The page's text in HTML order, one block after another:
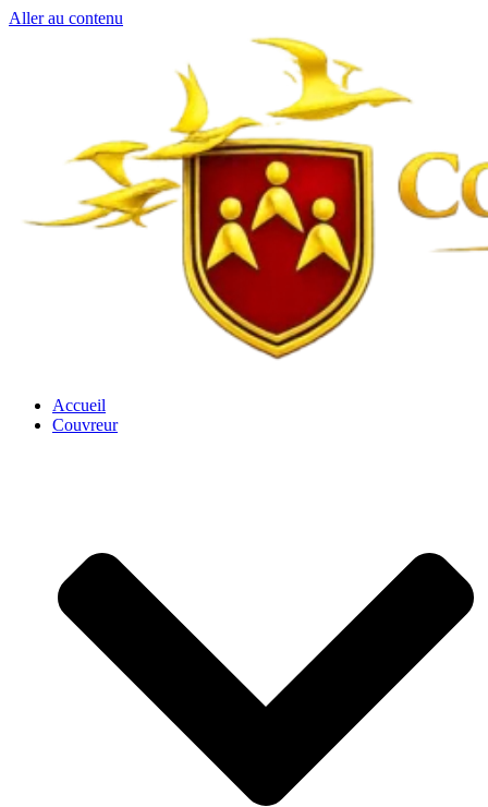
Aller au contenu
Accueil
Couvreur